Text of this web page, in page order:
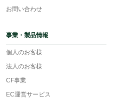
お問い合わせ
事業・製品情報
個人のお客様
法人のお客様
CF事業
EC運営サービス